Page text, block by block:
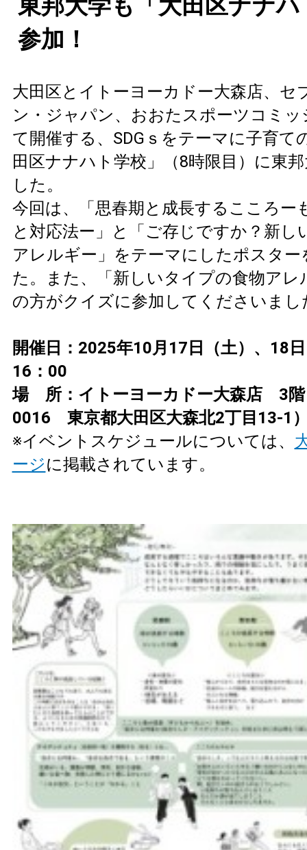
東邦大学も「大田区ナナ
参加！
大田区とイトーヨーカドー大森店、セ
ン・ジャパン、おおたスポーツコミ
て開催する、SDGｓをテーマに子育て
田区ナナハト学校」（8時限目）に東
した。
今回は、「思春期と成長するこころー
と対応法ー」と「ご存じですか？新し
アレルギー」をテーマにしたポスター
た。また、「新しいタイプの食物アレ
の方がクイズに参加してくださいまし
開催日：2025年10月17日（土）、18
16：00
場 所：イトーヨーカドー大森店 3階
0016 東京都大田区大森北2丁目13-1
※イベントスケジュールについては、
ージに掲載されています。